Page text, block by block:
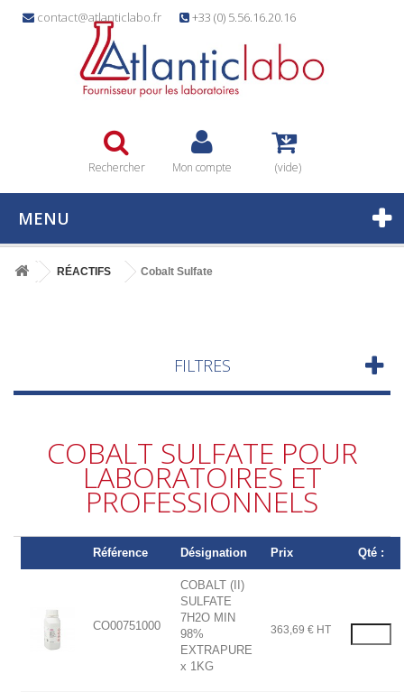
contact@atlanticlabo.fr +33 (0) 5.56.16.20.16
Rechercher Mon compte (vide)
MENU
RÉACTIFS Cobalt Sulfate
FILTRES
COBALT SULFATE POUR
LABORATOIRES ET
PROFESSIONNELS
Référence Désignation Prix Qté :
CO00751000
COBALT (II)
SULFATE
7H2O MIN
98%
EXTRAPURE
x 1KG
363,69 € HT